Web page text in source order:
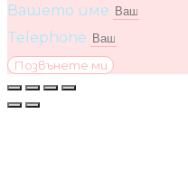
Вашето име
Telephone
Позвънете ми